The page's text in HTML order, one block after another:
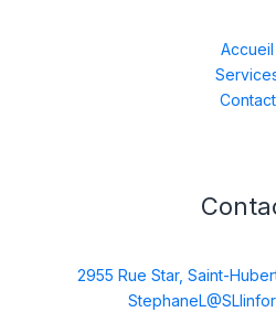
Accueil
Contact
2955 Rue Star, Saint-